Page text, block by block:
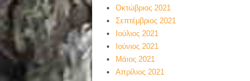
Οκτώβριος 2021
Σεπτέμβριος 2021
Ιούλιος 2021
Ιούνιος 2021
Μάιος 2021
Απρίλιος 2021